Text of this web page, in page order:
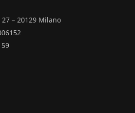
– 20129 Milano